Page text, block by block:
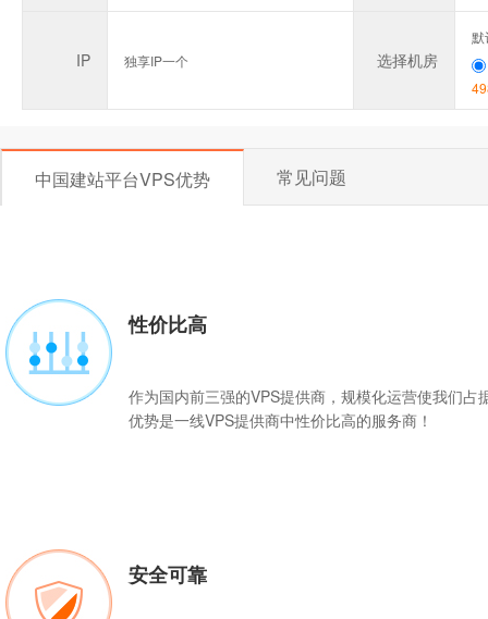
IP 独享IP一个 选择机房
默
中国建站平台VPS优势 常见问题
性价比高
作为国内前三强的VPS提供商，规模化运营使我们占
优势是一线VPS提供商中性价比高的服务商！
安全可靠